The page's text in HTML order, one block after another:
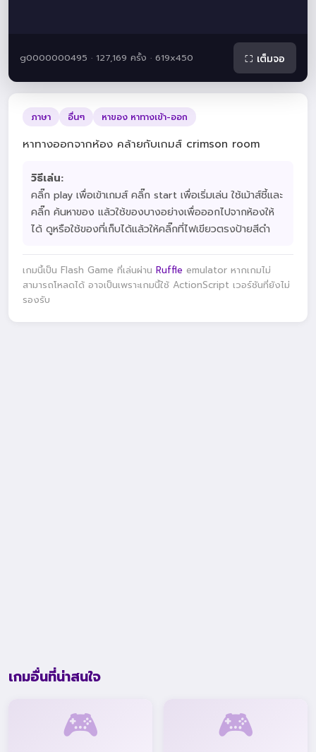
g0000000495 · 127,169 ครั้ง · 619x450 ⛶ เต็มจอ
ภาษา อื่นๆ หาของ หาทางเข้า-ออก
หาทางออกจากห้อง คล้ายกับเกมส์ crimson room
วิธีเล่น:
คลิ๊ก play เพื่อเข้าเกมส์ คลิ๊ก start เพื่อเริ่มเล่น ใช้เม้าส์ชี้และ
คลิ๊ก ค้นหาของ แล้วใช้ของบางอย่างเพื่อออกไปจากห้องให้
ได้ ดูหรือใช้ของที่เก็บได้แล้วให้คลิ๊กที่ไฟเขียวตรงป้ายสีดำ
เกมนี้เป็น Flash Game ที่เล่นผ่าน Ruffle emulator หากเกมไม่
สามารถโหลดได้ อาจเป็นเพราะเกมนี้ใช้ ActionScript เวอร์ชันที่ยังไม่
รองรับ
เกมอื่นที่น่าสนใจ
🎮 🎮